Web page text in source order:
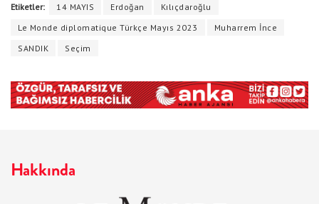
Etiketler: 14 MAYIS Erdoğan
Kılıçdaroğlu
Le Monde diplomatique Türkçe Mayıs 2023
Muharrem İnce
SANDIK
Seçim
Hakkında